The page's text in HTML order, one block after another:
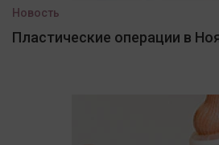
Новость
Пластические операции в